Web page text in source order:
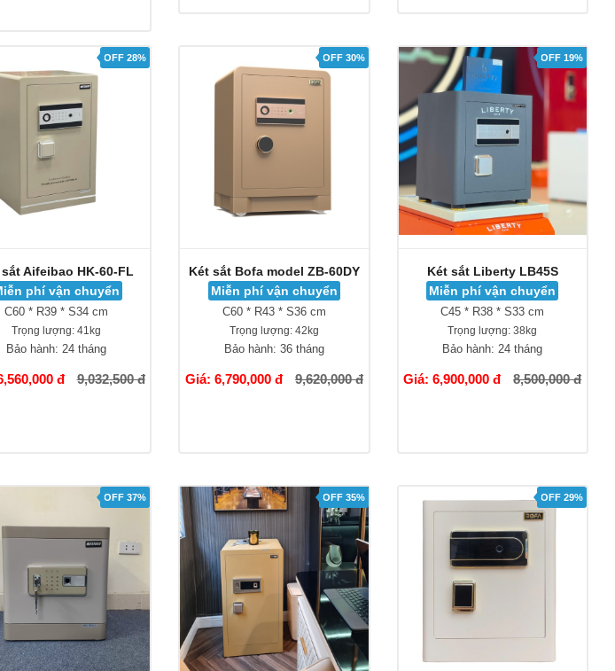
OFF 28%
Aifeibao HK-60-FL
phí vận chuyển
C60 * R39 * S34 cm
Trọng lượng:41kg
Bảo hành: 24 tháng
đ 9,032,500 đ
OFF 30%
Két sắt Bofa model ZB-60DY
Miễn phí vận chuyển
C60 * R43 * S36 cm
Trọng lượng:42kg
Bảo hành: 36 tháng
Giá: 6,790,000 đ 9,620,000 đ
OFF 19%
Két sắt Liberty LB45S
Miễn phí vận chuyển
C45 * R38 * S33 cm
Trọng lượng: 38kg
Bảo hành: 24 tháng
Giá: 6,900,000 đ 8,500,000 đ
OFF 37% OFF 35% OFF 29%